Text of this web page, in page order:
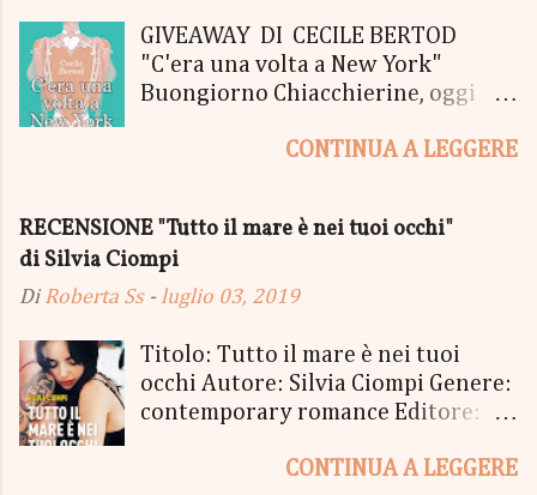
GIVEAWAY DI CECILE BERTOD
"C'era una volta a New York"
Buongiorno Chiacchierine, oggi
lanciamo il SUPER MEGA GIVEAWAY
05 Ottobre di "C'era una volta a
New York", edito Newton Compton.
Un Giveaway molto ricco per la
Premio, che si aggiudicherà tutto
in Un bel PACCO SORPRESA: - La
Copia Cartacea di "C'era una volta a
"tutto ma non il mio Tailleur" - una
CONTINUA A LEGGERE
RECENSIONE "Tutto il mare è nei tuoi occhi"
di Silvia Ciompi
DiRoberta Ss - luglio 03, 2019
Titolo: Tutto il mare è nei tuoi
occhi Autore: Silvia Ciompi Genere:
contemporary romance Editore:
Pubblicazione: 4 giugno Formato:
CONTINUA A LEGGERE